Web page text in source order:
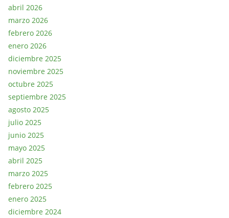
abril 2026
marzo 2026
febrero 2026
enero 2026
diciembre 2025
noviembre 2025
octubre 2025
septiembre 2025
agosto 2025
julio 2025
junio 2025
mayo 2025
abril 2025
marzo 2025
febrero 2025
enero 2025
diciembre 2024